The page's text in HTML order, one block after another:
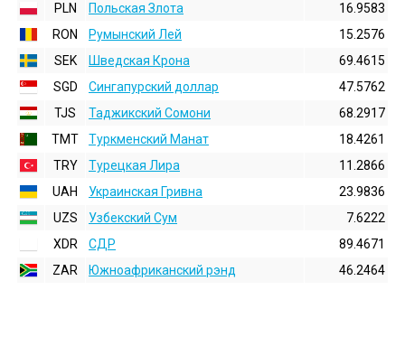
PLN
Польская Злота
16.9583
RON
Румынский Лей
15.2576
SEK
Шведская Крона
69.4615
SGD
Сингапурский доллар
47.5762
TJS
Таджикский Сомони
68.2917
TMT
Туркменский Манат
18.4261
TRY
Турецкая Лира
11.2866
UAH
Украинская Гривна
23.9836
UZS
Узбекский Сум
7.6222
XDR
СДР
89.4671
ZAR
Южноафриканский рэнд 46.2464